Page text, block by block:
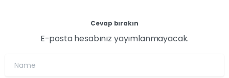
Cevap bırakın
E-posta hesabınız yayımlanmayacak.
Name